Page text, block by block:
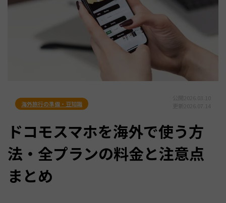
海外旅行の準備・豆知識
ドコモスマホを海外で使う方
法・全プランの料金と注意点
まとめ